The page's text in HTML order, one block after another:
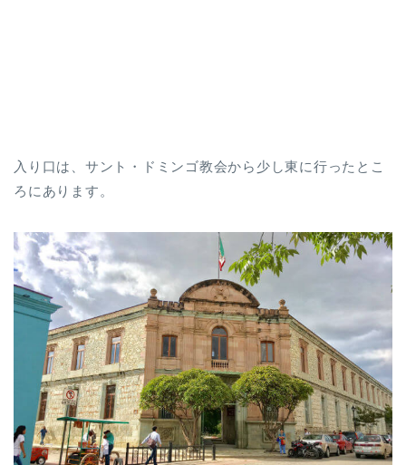
入り口は、サント・ドミンゴ教会から少し東に行ったとこ
ろにあります。